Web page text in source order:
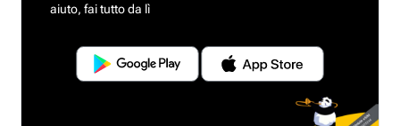
aiuto, fai tutto da lì